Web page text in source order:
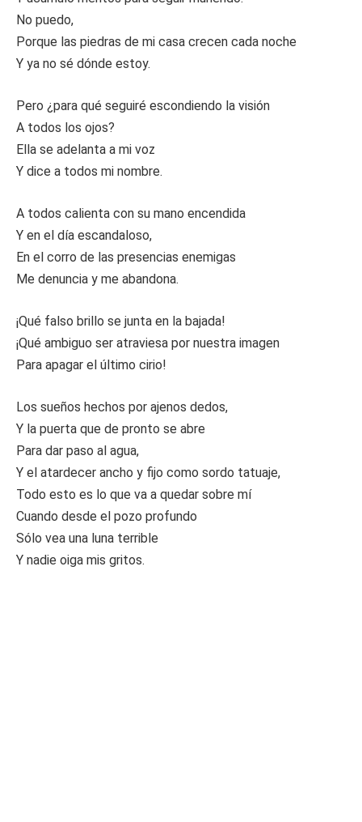
No puedo,
Porque las piedras de mi casa crecen cada noche
Y ya no sé dónde estoy.
Pero ¿para qué seguiré escondiendo la visión
A todos los ojos?
Ella se adelanta a mi voz
Y dice a todos mi nombre.
A todos calienta con su mano encendida
Y en el día escandaloso,
En el corro de las presencias enemigas
Me denuncia y me abandona.
¡Qué falso brillo se junta en la bajada!
¡Qué ambiguo ser atraviesa por nuestra imagen
Para apagar el último cirio!
Los sueños hechos por ajenos dedos,
Y la puerta que de pronto se abre
Para dar paso al agua,
Y el atardecer ancho y fijo como sordo tatuaje,
Todo esto es lo que va a quedar sobre mí
Cuando desde el pozo profundo
Sólo vea una luna terrible
Y nadie oiga mis gritos.